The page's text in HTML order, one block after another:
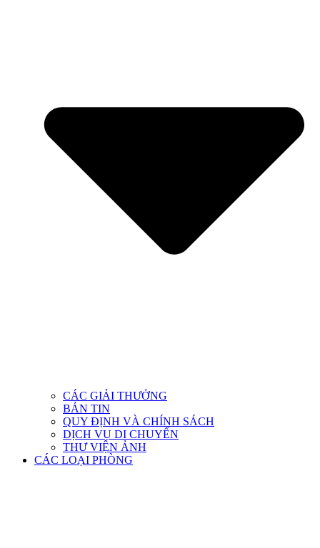
CÁC GIẢI THƯỞNG
BẢN TIN
QUY ĐỊNH VÀ CHÍNH SÁCH
DỊCH VỤ DI CHUYỂN
THƯ VIỆN ẢNH
CÁC LOẠI PHÒNG